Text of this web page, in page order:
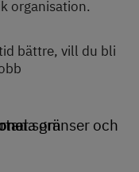
organisation.
bättre, vill du bli